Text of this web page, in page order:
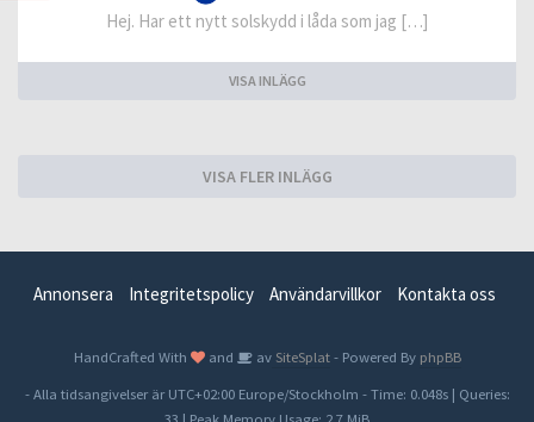
Hej. Har ett nytt solskydd i låda som jag […]
VISA INLÄGG
VISA FLER INLÄGG
Annonsera Integritetspolicy Användarvillkor Kontakta oss
HandCrafted With and avSiteSplat- Powered By phpBB
- Alla tidsangivelser är UTC+02:00 Europe/Stockholm - Time: 0.048s| Queries: